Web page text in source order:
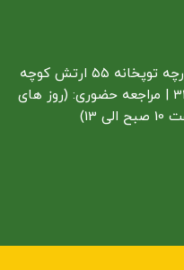
اصفهان خیابان ارتش جنب بازارچه توپخانه ۵۵ ارتش کوچه
ابن سینا کوچه شریعتی پلاک 33 | مراجعه حضوری: (روز های